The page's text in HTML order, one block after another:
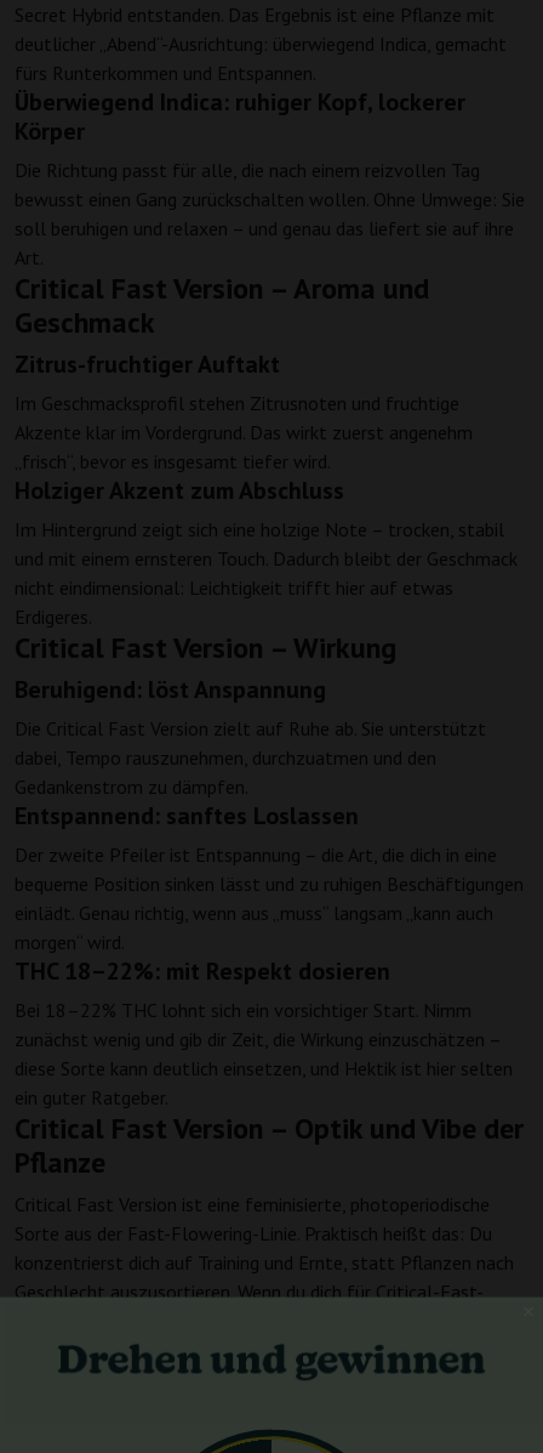
Secret Hybrid entstanden. Das Ergebnis ist eine Pflanze mit
deutlicher „Abend“-Ausrichtung: überwiegend Indica, gemacht
fürs Runterkommen und Entspannen.
Überwiegend Indica: ruhiger Kopf, lockerer
Körper
Die Richtung passt für alle, die nach einem reizvollen Tag
bewusst einen Gang zurückschalten wollen. Ohne Umwege: Sie
soll beruhigen und relaxen – und genau das liefert sie auf ihre
Art.
Critical Fast Version – Aroma und
Geschmack
Zitrus-fruchtiger Auftakt
Im Geschmacksprofil stehen Zitrusnoten und fruchtige
Akzente klar im Vordergrund. Das wirkt zuerst angenehm
„frisch“, bevor es insgesamt tiefer wird.
Holziger Akzent zum Abschluss
Im Hintergrund zeigt sich eine holzige Note – trocken, stabil
und mit einem ernsteren Touch. Dadurch bleibt der Geschmack
nicht eindimensional: Leichtigkeit trifft hier auf etwas
Erdigeres.
Critical Fast Version – Wirkung
Beruhigend: löst Anspannung
Die Critical Fast Version zielt auf Ruhe ab. Sie unterstützt
dabei, Tempo rauszunehmen, durchzuatmen und den
Gedankenstrom zu dämpfen.
Entspannend: sanftes Loslassen
Der zweite Pfeiler ist Entspannung – die Art, die dich in eine
bequeme Position sinken lässt und zu ruhigen Beschäftigungen
einlädt. Genau richtig, wenn aus „muss“ langsam „kann auch
morgen“ wird.
THC 18–22%: mit Respekt dosieren
Bei 18–22% THC lohnt sich ein vorsichtiger Start. Nimm
zunächst wenig und gib dir Zeit, die Wirkung einzuschätzen –
diese Sorte kann deutlich einsetzen, und Hektik ist hier selten
ein guter Ratgeber.
Critical Fast Version – Optik und Vibe der
Pflanze
Critical Fast Version ist eine feminisierte, photoperiodische
Sorte aus der Fast-Flowering-Linie. Praktisch heißt das: Du
konzentrierst dich auf Training und Ernte, statt Pflanzen nach
Geschlecht auszusortieren. Wenn du dich für Critical-Fast-
Feminisiertheit der Punkt, der Zeit und Platz spart.
Critical Fast Version – Zeit, Zyklus und